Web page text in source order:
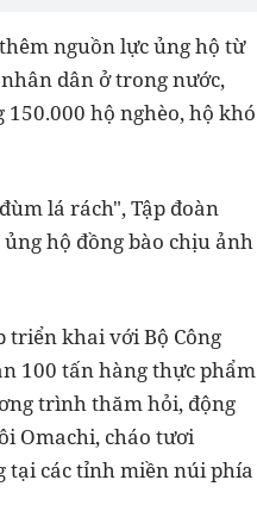
nguồn lực ủng hộ từ
dân ở trong nước,
hộ nghèo, hộ khó
lá rách", Tập đoàn
hộ đồng bào chịu ảnh
triển khai với Bộ Công
100 tấn hàng thực phẩm
trình thăm hỏi, động
Omachi, cháo tươi
tại các tỉnh miền núi phía